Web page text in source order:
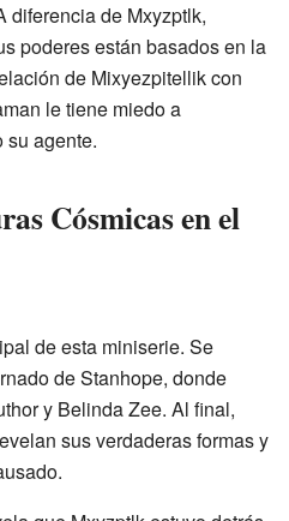
diferencia de Mxyzptlk,
poderes están basados en la
de Mixyezpitellik con
le tiene miedo a
su agente.
Cósmicas en el
de esta miniserie. Se
de Stanhope, donde
y Belinda Zee. Al final,
sus verdaderas formas y